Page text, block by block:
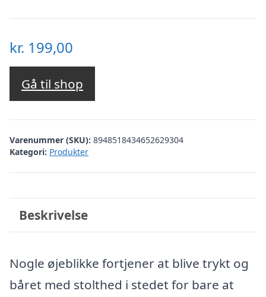
kr. 199,00
Gå til shop
Varenummer (SKU): 8948518434652629304
Kategori: Produkter
Beskrivelse
Nogle øjeblikke fortjener at blive trykt og
båret med stolthed i stedet for bare at